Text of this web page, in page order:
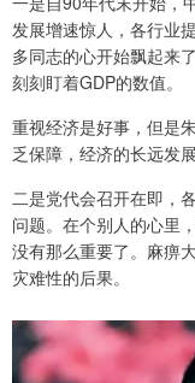
发展增速惊人，各行业
多同志的心开始飘起来
刻刻盯着GDP的数值。
重视经济是好事，但是
乏保障，经济的长远发
二是党代会召开在即，
问题。在个别人的心里
没有那么重要了。麻痹
灾难性的后果。